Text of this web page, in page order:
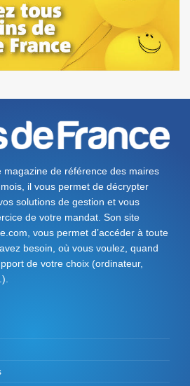
magazine de référence des maires
il vous permet de décrypter
solutions de gestion et vous
de votre mandat. Son site
vous permet d’accéder à toute
besoin, où vous voulez, quand
de votre choix (ordinateur,